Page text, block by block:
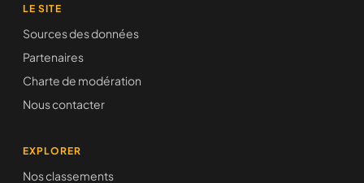
LE SITE
Sources des données
Partenaires
Charte de modération
Nous contacter
EXPLORER
Nos classements